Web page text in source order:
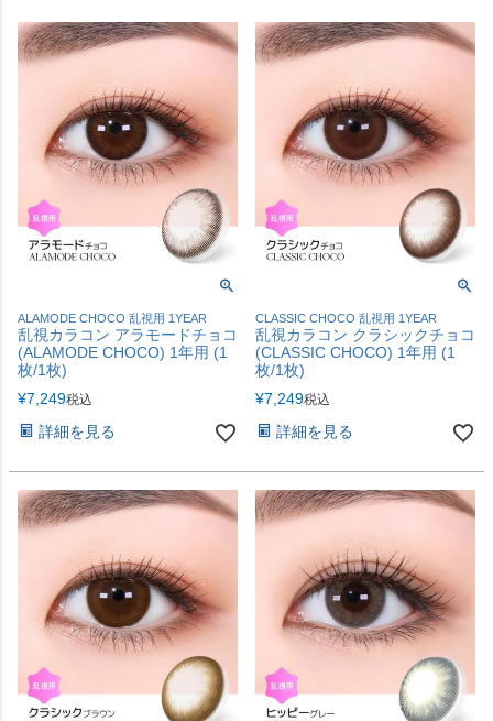
ALAMODE CHOCO 乱視用 1YEAR
乱視カラコン アラモードチョコ
(ALAMODE CHOCO) 1年用 (1
枚/1枚)
¥7,249税込
詳細を見る
CLASSIC CHOCO 乱視用 1YEAR
乱視カラコン クラシックチョコ
(CLASSIC CHOCO) 1年用 (1
枚/1枚)
¥7,249税込
詳細を見る